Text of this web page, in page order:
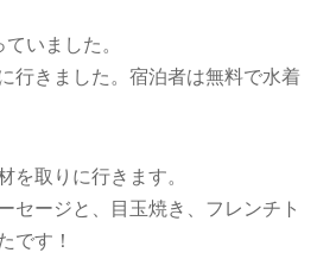
いました。
行きました。宿泊者は無料で水着
を取りに行きます。
セージと、目玉焼き、フレンチト
です！